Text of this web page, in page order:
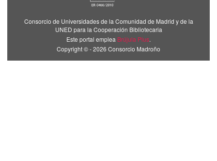
Consorcio de Universidades de la Comunidad de Madrid y de la
UNED para la Cooperación Bibliotecaria
Este portal emplea Brújula Plus.
Copyright © - 2026 Consorcio Madroño